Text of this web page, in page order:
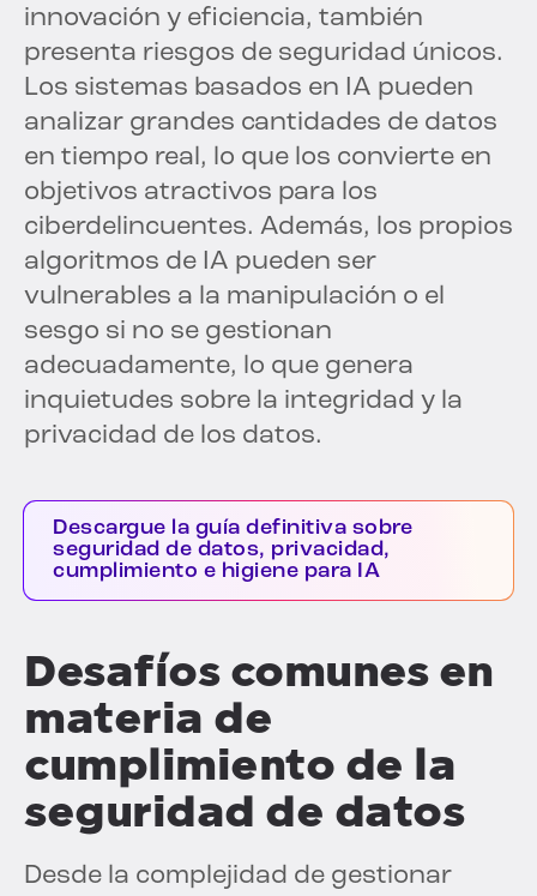
innovación y eficiencia, también
presenta riesgos de seguridad únicos.
Los sistemas basados en IA pueden
analizar grandes cantidades de datos
en tiempo real, lo que los convierte en
objetivos atractivos para los
ciberdelincuentes. Además, los propios
algoritmos de IA pueden ser
vulnerables a la manipulación o el
sesgo si no se gestionan
adecuadamente, lo que genera
inquietudes sobre la integridad y la
privacidad de los datos.
Descargue la guía definitiva sobre
seguridad de datos, privacidad,
cumplimiento e higiene para IA
Desafíos comunes en
materia de
cumplimiento de la
seguridad de datos
Desde la complejidad de gestionar